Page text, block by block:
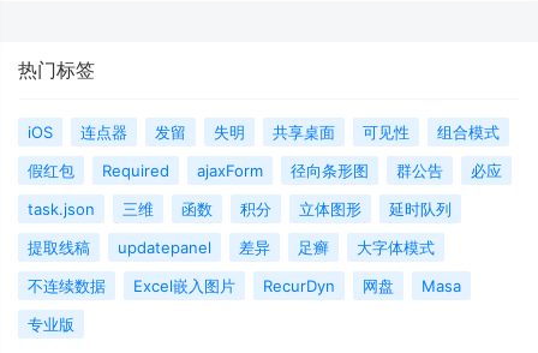
热门标签
iOS 连点器 发留 失明 共享桌面 可见性
组合模式
假红包
Required ajaxForm 径向条形图 群公告
必应
task.json
三维 函数 积分 立体图形
延时队列
提取线稿
updatepanel 差异 足癣
大字体模式
不连续数据
Excel嵌入图片 RecurDyn 网盘
Masa
专业版